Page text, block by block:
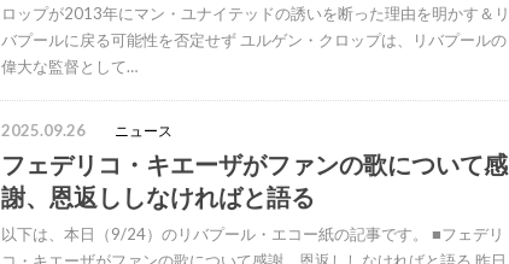
ロップが2013年にマン・ユナイテッドの誘いを断った理由を明かす＆リ
バプールに戻る可能性を否定せず ユルゲン・クロップは、リバプールの
偉大な監督として…
2025.09.26 ニュース
フェデリコ・キエーザがファンの歌について感
謝、恩返ししなければと語る
以下は、本日（9/24）のリバプール・エコー紙の記事です。 ■フェデリ